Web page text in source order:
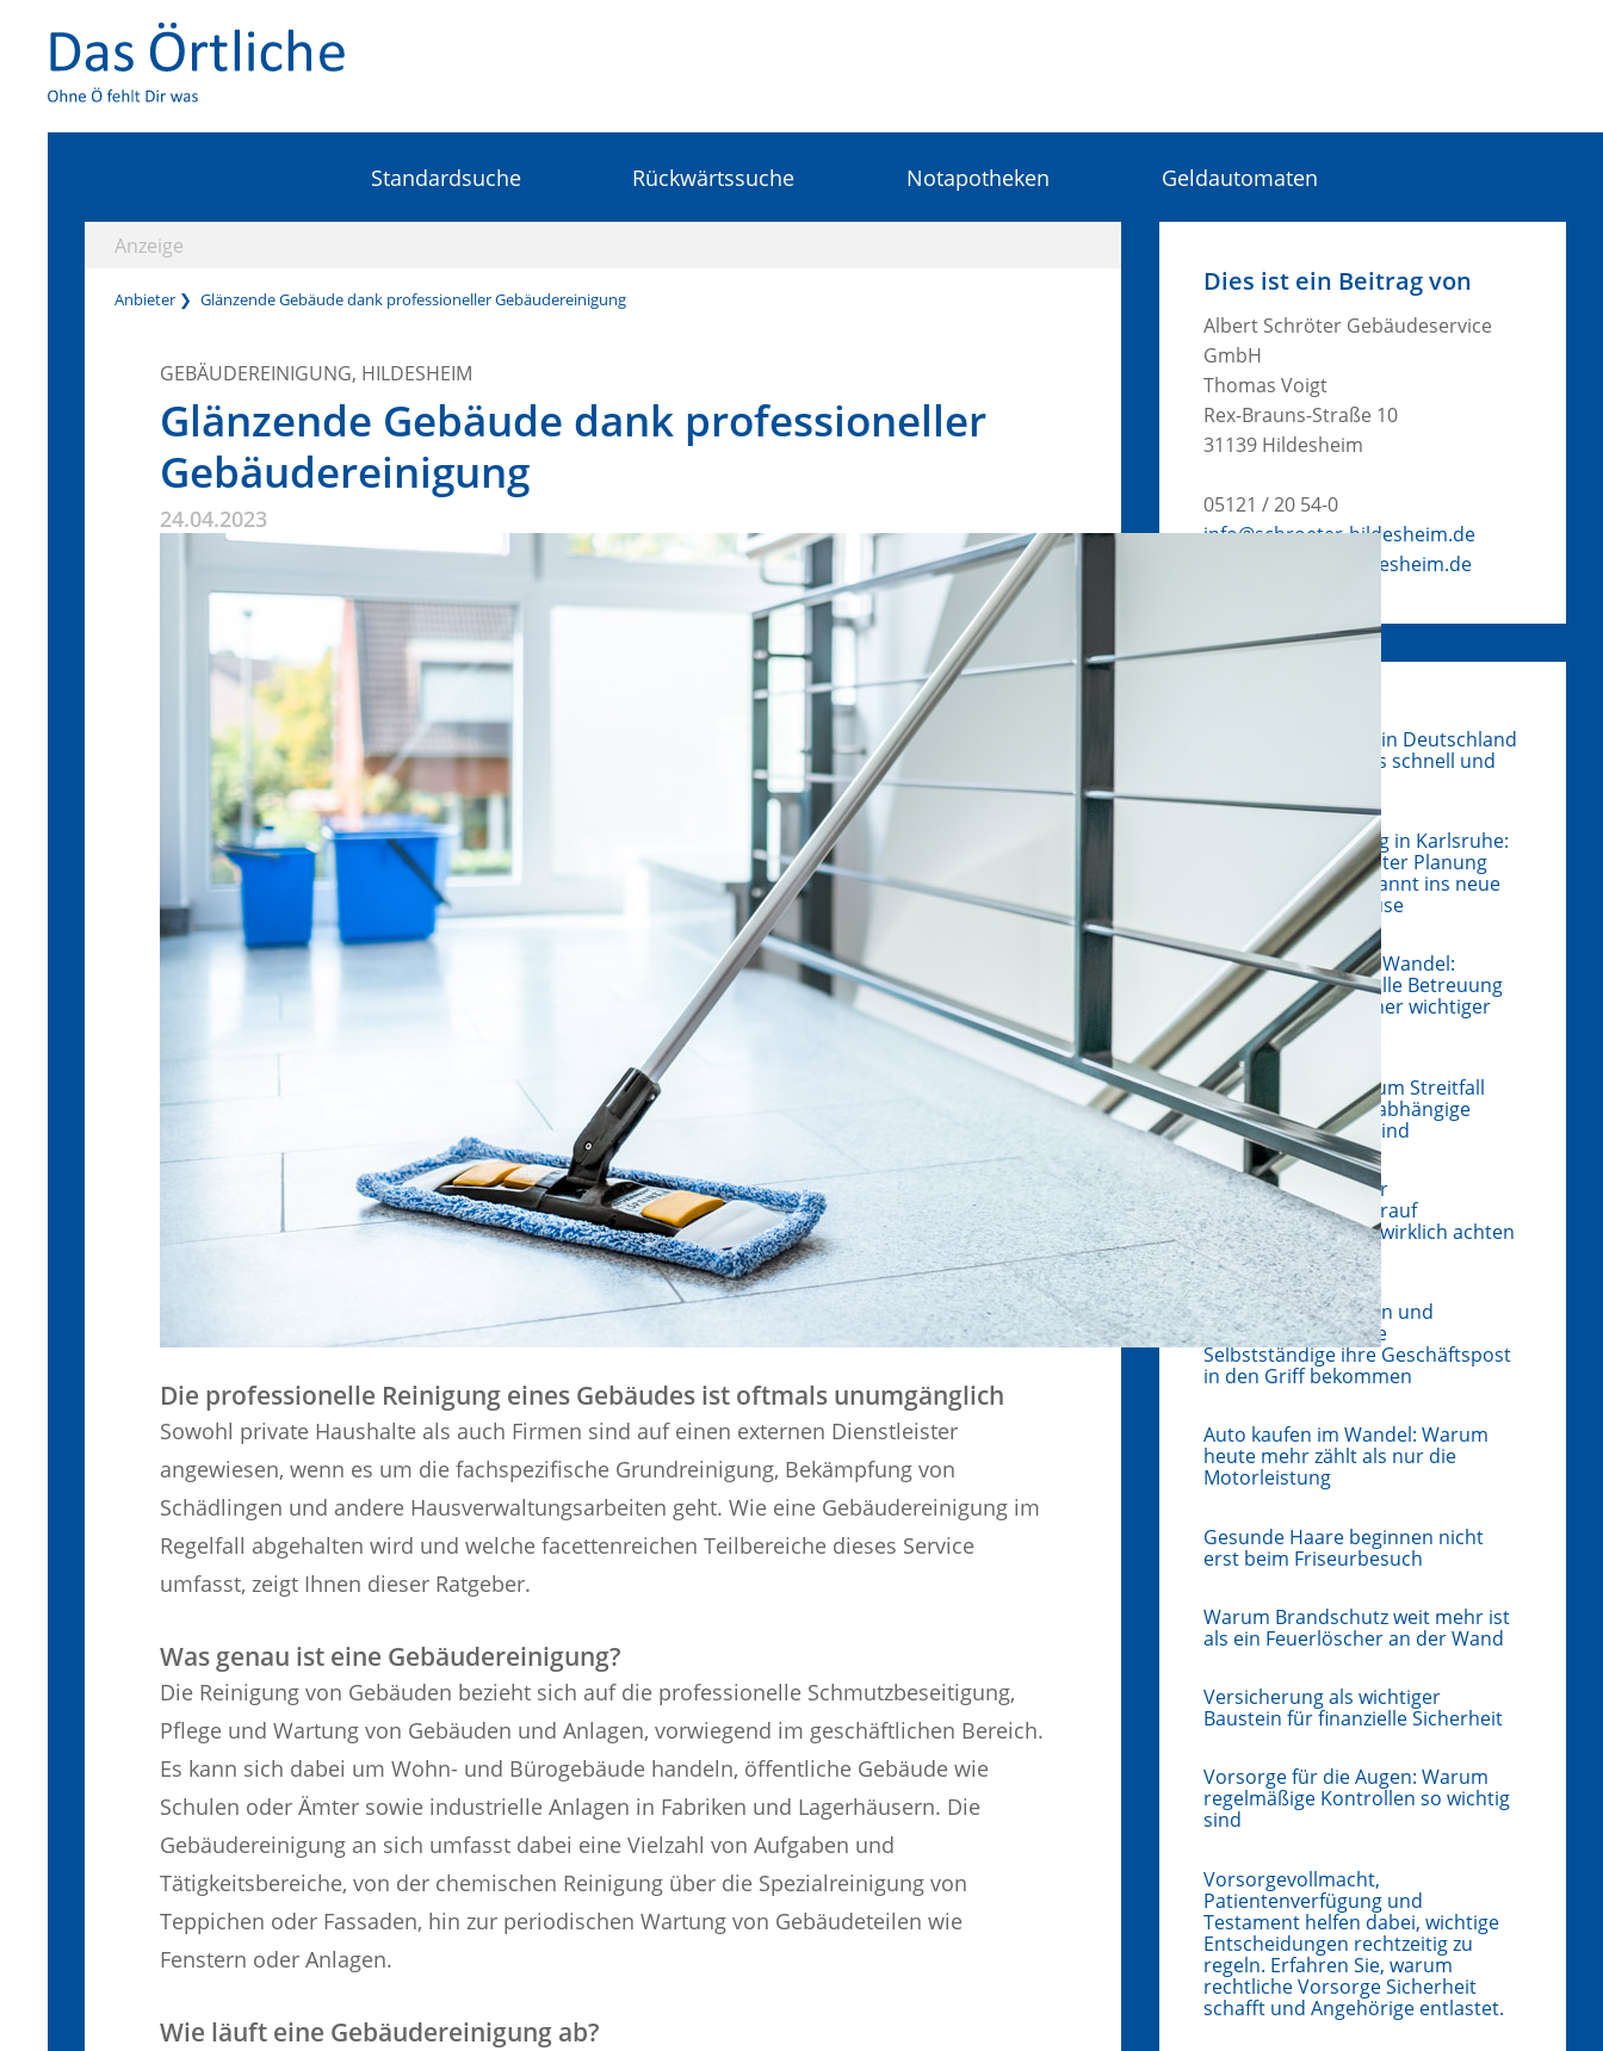
Standardsuche Rückwärtssuche Notapotheken Geldautomaten
Anzeige
Anbieter Glänzende Gebäude dank professioneller Gebäudereinigung
GEBÄUDEREINIGUNG, HILDESHEIM
Glänzende Gebäude dank professioneller
Gebäudereinigung
24.04.2023
Die professionelle Reinigung eines Gebäudes ist oftmals unumgänglich
Sowohl private Haushalte als auch Firmen sind auf einen externen Dienstleister
angewiesen, wenn es um die fachspezifische Grundreinigung, Bekämpfung von
Schädlingen und andere Hausverwaltungsarbeiten geht. Wie eine Gebäudereinigung im
Regelfall abgehalten wird und welche facettenreichen Teilbereiche dieses Service
umfasst, zeigt Ihnen dieser Ratgeber.
Was genau ist eine Gebäudereinigung?
Die Reinigung von Gebäuden bezieht sich auf die professionelle Schmutzbeseitigung,
Pflege und Wartung von Gebäuden und Anlagen, vorwiegend im geschäftlichen Bereich.
Es kann sich dabei um Wohn- und Bürogebäude handeln, öffentliche Gebäude wie
Schulen oder Ämter sowie industrielle Anlagen in Fabriken und Lagerhäusern. Die
Gebäudereinigung an sich umfasst dabei eine Vielzahl von Aufgaben und
Tätigkeitsbereiche, von der chemischen Reinigung über die Spezialreinigung von
Teppichen oder Fassaden, hin zur periodischen Wartung von Gebäudeteilen wie
Fenstern oder Anlagen.
Wie läuft eine Gebäudereinigung ab?
Dies ist ein Beitrag von
Albert Schröter Gebäudeservice
GmbH
Thomas Voigt
Rex-Brauns-Straße 10
31139 Hildesheim
05121 / 20 54-0
info@schroeter-hildesheim.de
www.schroeter-hildesheim.de
Physiotherapeuten in Deutschland
finden – so klappt es schnell und
Umzug in Karlsruhe:
Mit guter Planung
entspannt ins neue
Zuhause
Hausverwaltung im Wandel:
Warum professionelle Betreuung
für Eigentümer immer wichtiger
wird
Wenn Baumängel zum Streitfall
werden: Warum unabhängige
Gutachten wichtig sind
Freie Werkstatt oder
Markenbetrieb? Worauf
Autobesitzer heute wirklich achten
sollten
Zwischen Briefkasten und
verpasster Frist: Wie
Selbstständige ihre Geschäftspost
in den Griff bekommen
Auto kaufen im Wandel: Warum
heute mehr zählt als nur die
Motorleistung
Gesunde Haare beginnen nicht
erst beim Friseurbesuch
Warum Brandschutz weit mehr ist
als ein Feuerlöscher an der Wand
Versicherung als wichtiger
Baustein für finanzielle Sicherheit
Vorsorge für die Augen: Warum
regelmäßige Kontrollen so wichtig
sind
Vorsorgevollmacht,
Patientenverfügung und
Testament helfen dabei, wichtige
Entscheidungen rechtzeitig zu
regeln. Erfahren Sie, warum
rechtliche Vorsorge Sicherheit
schafft und Angehörige entlastet.